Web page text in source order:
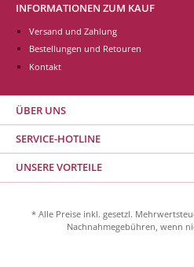
INFORMATIONEN ZUM KAUF
Versand und Zahlung
Bestellungen und Retouren
Kontakt
ÜBER UNS
SERVICE-HOTLINE
UNSERE VORTEILE
* Alle Preise inkl. gesetzl.
Nachnahmegebühren, wenn